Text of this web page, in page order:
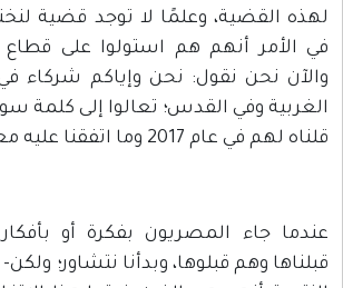
لهذه القضية، وعلمًا لا توجد قضية
في الأمر أنهم هم استولوا على قطاع
والآن نحن نقول: نحن وإياكم شركاء
الغربية وفي القدس؛ تعالوا إلى كلمة
قلناه لهم في عام 2017 وما اتفقنا عليه معهم في 2017.
عندما جاء المصريون بفكرة أو
قبلناها وهم قبلوها، وبدأنا نتشاور؛